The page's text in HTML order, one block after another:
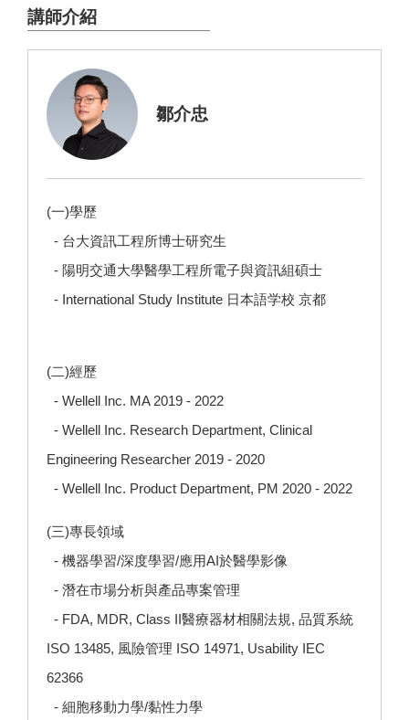
講師介紹
鄒介忠
(一)學歷
- 台大資訊工程所博士研究生
- 陽明交通大學醫學工程所電子與資訊組碩士
- International Study Institute 日本語学校 京都
(二)經歷
- Wellell Inc. MA 2019 - 2022
- Wellell Inc. Research Department, Clinical
Engineering Researcher 2019 - 2020
- Wellell Inc. Product Department, PM 2020 - 2022
(三)專長領域
- 機器學習/深度學習/應用AI於醫學影像
- 潛在市場分析與產品專案管理
- FDA, MDR, Class II醫療器材相關法規, 品質系統
ISO 13485, 風險管理 ISO 14971, Usability IEC
62366
- 細胞移動力學/黏性力學